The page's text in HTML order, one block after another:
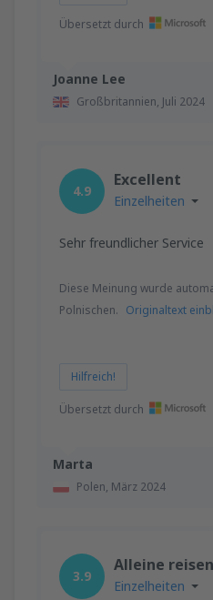
Joanne Lee
Großbritannien, Juli 2024
Übersetzt durch
Marta
Polen, März 2024
4.9
Excellent
Einzelheiten
Sehr freundlicher Service
Diese Meinung wurde
Polnischen. Originaltext
Hilfreich!
Übersetzt durch
3.9
Alleine reisen
Einzelheiten